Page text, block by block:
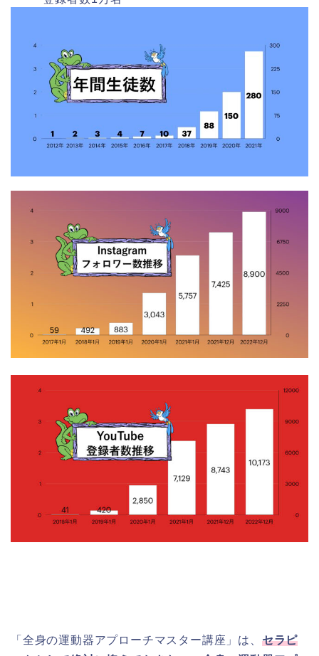
「全身の運動器アプローチマスター講座」は、 セラピ